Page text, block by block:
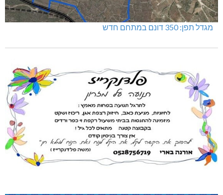
מגדל תפן: 350 דונם במתחם חדש